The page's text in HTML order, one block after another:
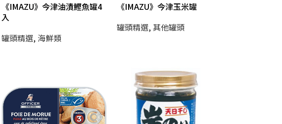
《IMAZU》今津油漬鰹魚罐4
入
罐頭精選, 海鮮類
《IMAZU》今津玉米罐
罐頭精選,其他罐頭